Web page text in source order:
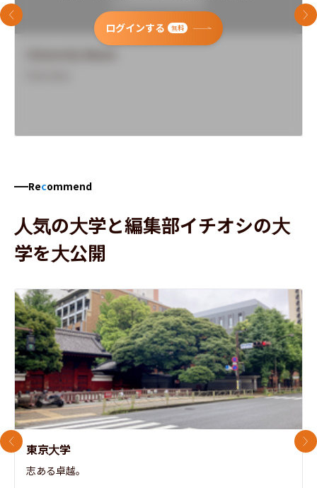
ログインする 無料
前のスライド 次
Recommend
人気の大学と編集部イチオシの大
学を大公開
東京大学
志ある卓越。
前のスライド 次